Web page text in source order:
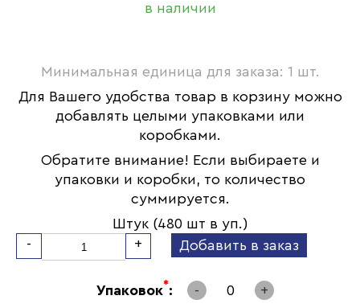
в наличии
Минимальная единица для заказа: 1 шт.
Для Вашего удобства товар в корзину можно
добавлять целыми упаковками или
коробками.
Обратите внимание! Если выбираете и
упаковки и коробки, то количество
суммируется.
Штук (480 шт в уп.)
-
+ Добавить в заказ
Упаковок*: - 0 +